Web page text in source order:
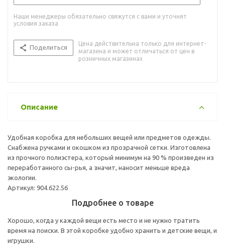
Наши менеджеры обязательно свяжутся с вами и уточнят
условия заказа
Поделиться
Цена действительна только для интернет-
магазина и может отличаться от цен в
розничных магазинах
Описание
Удобная коробка для небольших вещей или предметов одежды.
Снабжена ручками и окошком из прозрачной сетки. Изготовлена
из прочного полиэстера, который минимум на 90 % произведен из
переработанного сы-рья, а значит, наносит меньше вреда
экологии.
Артикул: 904.622.56
Подробнее о товаре
Хорошо, когда у каждой вещи есть место и не нужно тратить
время на поиски. В этой коробке удобно хранить и детские вещи, и
игрушки.